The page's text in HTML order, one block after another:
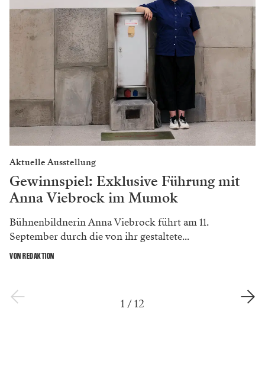
Aktuelle Ausstellung
Gewinnspiel: Exklusive Führung mit
Anna Viebrock im Mumok
Bühnenbildnerin Anna Viebrock führt am 11.
September durch die von ihr gestaltete...
VON REDAKTION
1 /12